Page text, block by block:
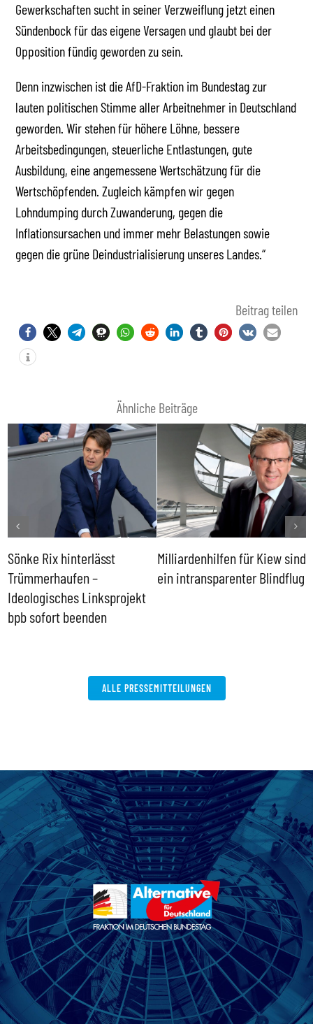
Gewerkschaften sucht in seiner Verzweiflung jetzt einen
Sündenbock für das eigene Versagen und glaubt bei der
Opposition fündig geworden zu sein.
Denn inzwischen ist die AfD-Fraktion im Bundestag zur
lauten politischen Stimme aller Arbeitnehmer in Deutschland
geworden. Wir stehen für höhere Löhne, bessere
Arbeitsbedingungen, steuerliche Entlastungen, gute
Ausbildung, eine angemessene Wertschätzung für die
Wertschöpfenden. Zugleich kämpfen wir gegen
Lohndumping durch Zuwanderung, gegen die
Inflationsursachen und immer mehr Belastungen sowie
gegen die grüne Deindustrialisierung unseres Landes.“
Beitrag teilen
Ähnliche Beiträge
Sönke Rix hinterlässt
Trümmerhaufen –
Ideologisches Linksprojekt
bpb sofort beenden
Milliardenhilfen für Kiew sind
ein intransparenter Blindflug
ALLE PRESSEMITTEILUNGEN